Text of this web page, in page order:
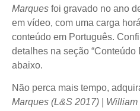
Marques foi gravado no ano
em vídeo, com uma carga
conteúdo em Português.
detalhes na seção “Conteúdo
abaixo.
Não perca mais tempo,
Marques (L&S 2017) | William